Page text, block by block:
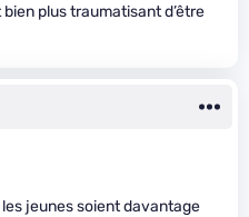
plus traumatisant d’être
jeunes soient davantage